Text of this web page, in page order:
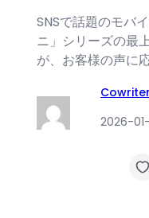
SNSで話題のモバ
ニ」シリーズの最
が、お客様の声に
Cowriter
2026-